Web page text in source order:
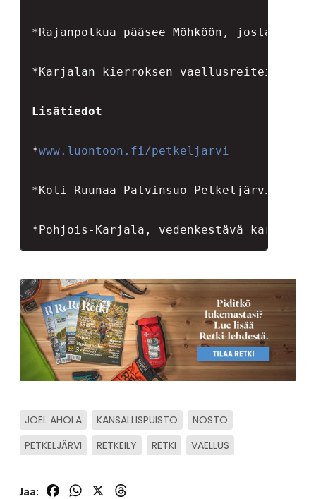
*Rajanpolkua pääsee Möhköön, josta
*Karjalan kierroksen vaellusreiteillä
Lisätiedot
*www.luontoon.fi/petkeljarvi
*Koli Ruunaa Patvinsuo Petkeljärvi,
*Pohjois-Karjala, vedenkestävä kartta,
JOEL AHOLA KANSALLISPUISTO
NOSTO
PETKELJÄRVI
RETKEILY RETKI VAELLUS
Jaa: FacebookWhatsApp